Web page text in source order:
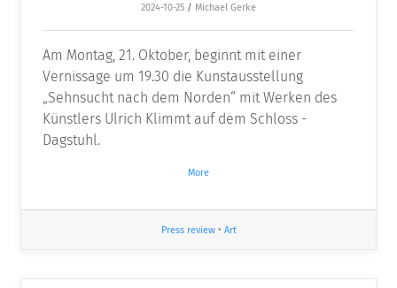
2024-10-25 / Michael Gerke
Am Montag, 21. Oktober, beginnt mit einer
Vernissage um 19.30 die Kunstausstellung
„Sehnsucht nach dem Norden“ mit Werken des
Künstlers Ulrich Klimmt auf dem Schloss ­
Dagstuhl.
More
Press review• Art